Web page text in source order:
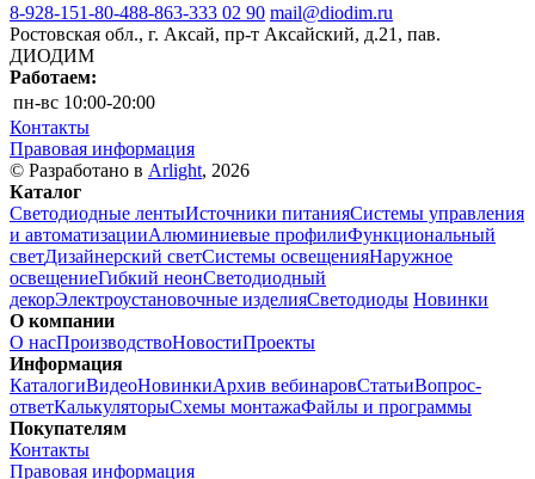
8-928-151-80-488-863-333 02 90 mail@diodim.ru
Ростовская обл., г. Аксай, пр-т Аксайский, д.21, пав.
ДИОДИМ
Работаем:
пн-вс 10:00-20:00
Контакты
Правовая информация
© Разработано в Arlight, 2026
Каталог
Светодиодные лентыИсточники питанияСистемы управления
и автоматизацииАлюминиевые профилиФункциональный
светДизайнерский светСистемы освещенияНаружное
освещениеГибкий неонСветодиодный
декорЭлектроустановочные изделияСветодиоды Новинки
О компании
О насПроизводствоНовостиПроекты
Информация
КаталогиВидеоНовинкиАрхив вебинаровСтатьиВопрос-
ответКалькуляторыСхемы монтажаФайлы и программы
Покупателям
Контакты
Правовая информация